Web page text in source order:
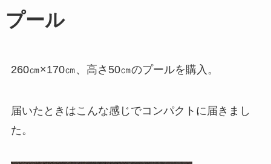
プール
260㎝×170㎝、高さ50㎝のプールを購入。
届いたときはこんな感じでコンパクトに届きまし
た。